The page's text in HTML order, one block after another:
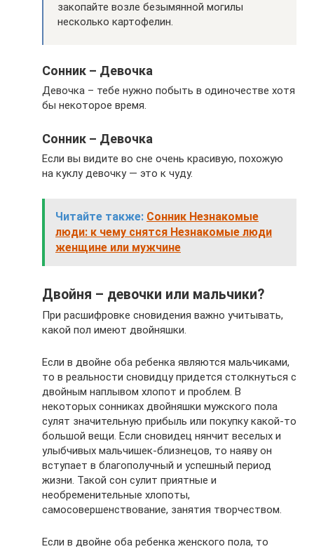
закопайте возле безымянной могилы
несколько картофелин.
Сонник – Девочка
Девочка – тебе нужно побыть в одиночестве хотя
бы некоторое время.
Сонник – Девочка
Если вы видите во сне очень красивую, похожую
на куклу девочку — это к чуду.
Читайте также: Сонник Незнакомые
люди: к чему снятся Незнакомые люди
женщине или мужчине
Двойня – девочки или мальчики?
При расшифровке сновидения важно учитывать,
какой пол имеют двойняшки.
Если в двойне оба ребенка являются мальчиками,
то в реальности сновидцу придется столкнуться с
двойным наплывом хлопот и проблем. В
некоторых сонниках двойняшки мужского пола
сулят значительную прибыль или покупку какой-то
большой вещи. Если сновидец нянчит веселых и
улыбчивых мальчишек-близнецов, то наяву он
вступает в благополучный и успешный период
жизни. Такой сон сулит приятные и
необременительные хлопоты,
самосовершенствование, занятия творчеством.
Если в двойне оба ребенка женского пола, то